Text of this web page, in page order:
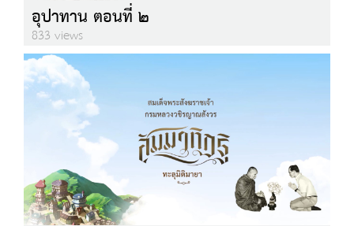
อุปาทาน ตอนที่ ๒
833 views